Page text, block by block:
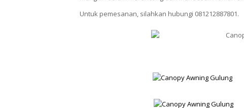
Untuk pemesanan, silahkan hubungi 081212887801.